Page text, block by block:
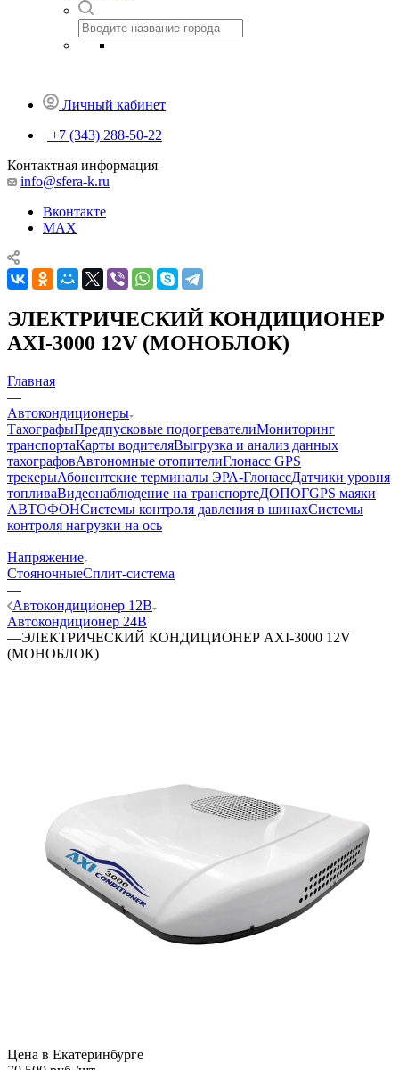
Личный кабинет
+7 (343) 288-50-22
Контактная информация
info@sfera-k.ru
Вконтакте
MAX
ЭЛЕКТРИЧЕСКИЙ КОНДИЦИОНЕР
AXI-3000 12V (МОНОБЛОК)
Главная
—
Автокондиционеры
ТахографыПредпусковые подогревателиМониторинг
транспортаКарты водителяВыгрузка и анализ данных
тахографовАвтономные отопителиГлонасс GPS
трекерыАбонентские терминалы ЭРА-ГлонассДатчики уровня
топливаВидеонаблюдение на транспортеДОПОГGPS маяки
АВТОФОНСистемы контроля давления в шинахСистемы
контроля нагрузки на ось
—
Напряжение
СтояночныеСплит-система
—
Автокондиционер 12В
Автокондиционер 24В
—ЭЛЕКТРИЧЕСКИЙ КОНДИЦИОНЕР AXI-3000 12V
(МОНОБЛОК)
Цена в Екатеринбурге